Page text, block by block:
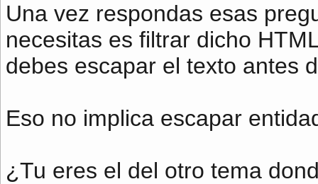
Una vez respondas esas
necesitas es filtrar dicho
debes escapar el texto antes
Eso no implica escapar
¿Tu eres el del otro tema